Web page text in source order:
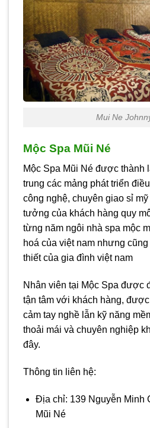
Mui Ne
Mộc Spa Mũi Né
Mộc Spa Mũi Né được thành
trung các mảng phát triển
công nghệ, chuyên giao sỉ
tưởng của khách hàng quy
từng năm ngôi nhà spa mộc
hoá của việt nam nhưng
thiết của gia đình việt nam
Nhân viên tại Mộc Spa được
tận tâm với khách hàng,
cảm tay nghề lẫn kỹ năng
thoải mái và chuyên nghiệp
đây.
Thông tin liên hệ:
Địa chỉ: 139 Nguyễn Minh
Mũi Né